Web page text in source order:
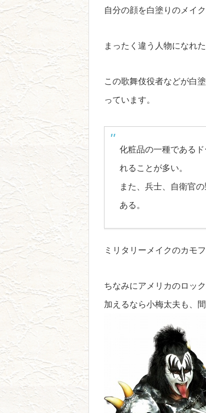
自分の顔を白塗りのメイ
まったく違う人物になれ
この歌舞伎役者などが白
っています。
化粧品の一種である
れることが多い。
また、兵士、自衛官
ある。
ミリタリーメイクのカモ
ちなみにアメリカのロッ
加えるなら小梅太夫も、